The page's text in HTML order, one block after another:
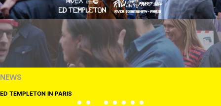
NEWS
ED TEMPLETON IN PARIS